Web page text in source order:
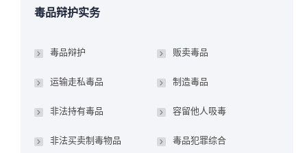
毒品辩护实务
毒品辩护 贩卖毒品
运输走私毒品 制造毒品
非法持有毒品 容留他人吸毒
非法买卖制毒物品 毒品犯罪综合